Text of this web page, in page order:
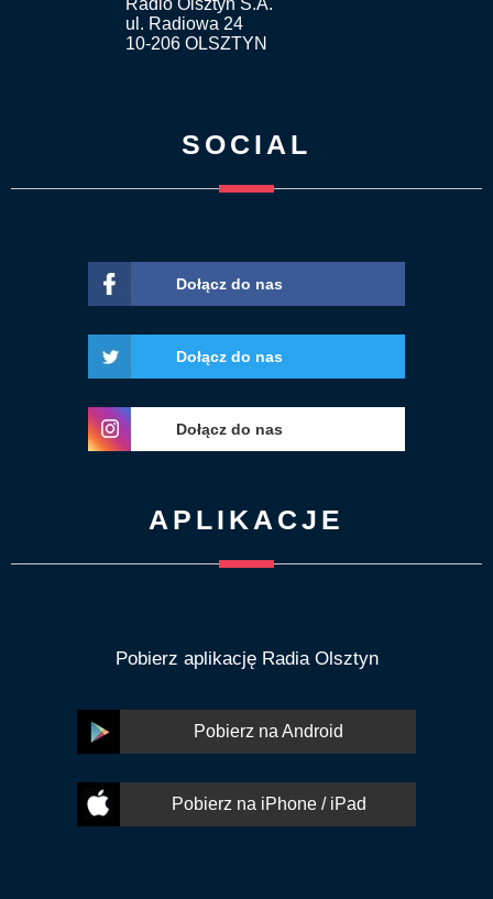
ul. Radiowa 24
10-206 OLSZTYN
SOCIAL
Dołącz do nas
Dołącz do nas
Dołącz do nas
APLIKACJE
Pobierz aplikację Radia Olsztyn
Pobierz na Android
Pobierz na iPhone / iPad